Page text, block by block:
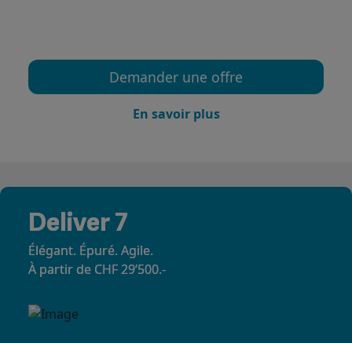
Demander une offre
En savoir plus
Deliver 7
Élégant. Épuré. Agile.
À partir de CHF 29‘500.-